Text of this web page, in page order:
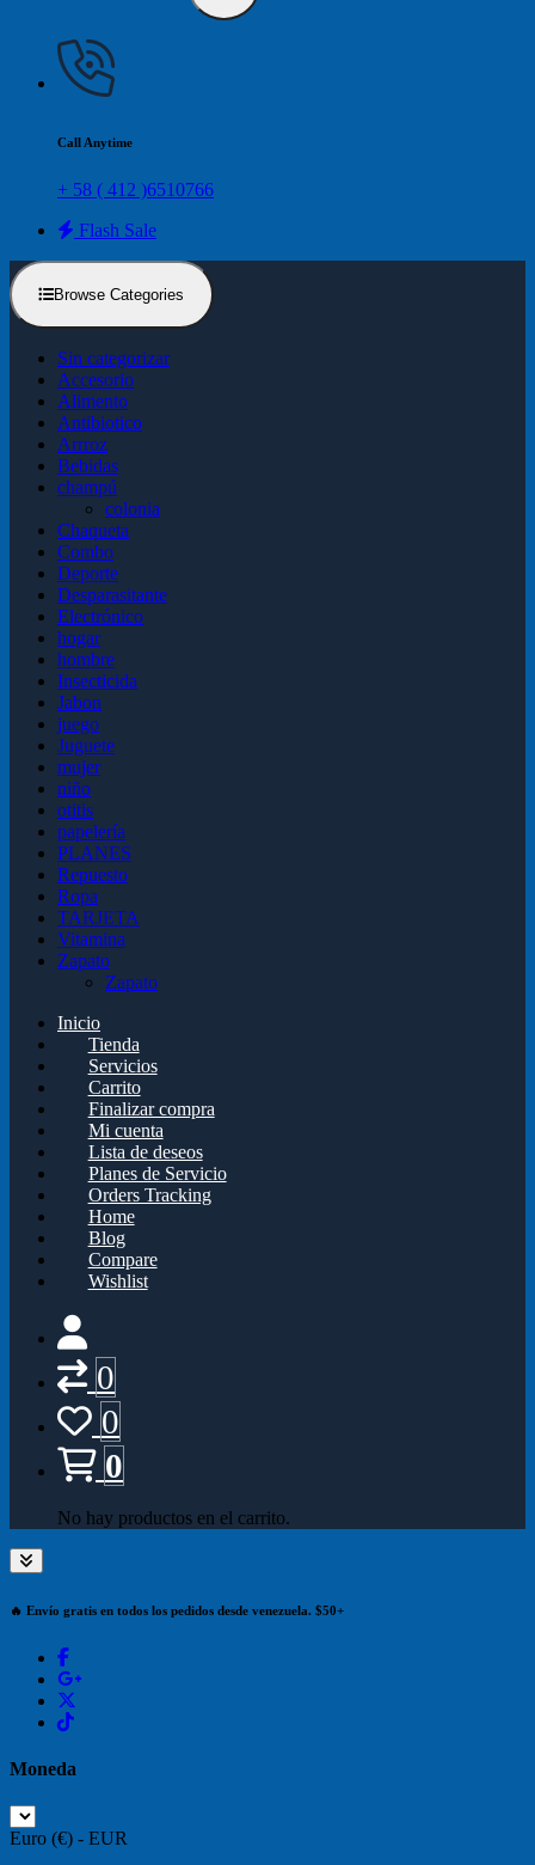
Call Anytime
+ 58 ( 412 )6510766
Flash Sale
Browse Categories
Sin categorizar
Accesorio
Alimento
Antibiotico
Arrroz
Bebidas
champú
colonia
Chaqueta
Combo
Deporte
Desparasitante
Electrónico
hogar
hombre
Insecticida
Jabon
juego
Juguete
mujer
niño
otitis
papelería
PLANES
Repuesto
Ropa
TARJETA
Vitamina
Zapato
Zapato
Inicio
Tienda
Servicios
Carrito
Finalizar compra
Mi cuenta
Lista de deseos
Planes de Servicio
Orders Tracking
Home
Blog
Compare
Wishlist
0
0
0
No hay productos en el carrito.
🔥 Envío gratis en todos los pedidos desde venezuela. $50+
Moneda
Euro (€) - EUR